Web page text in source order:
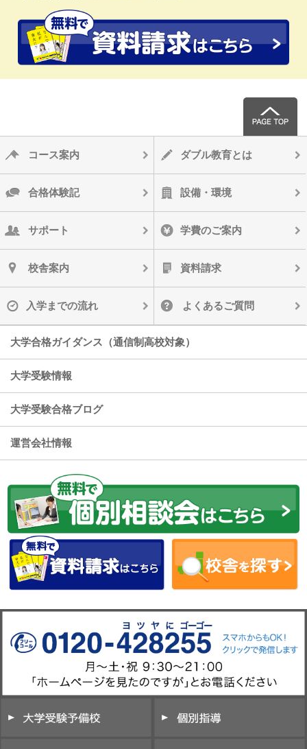
コース案内 ダブル教育とは
合格体験記 設備・環境
サポート 学費のご案内
校舎案内 資料請求
入学までの流れ よくあるご質問
大学合格ガイダンス（通信制高校対象）
大学受験情報
大学受験合格ブログ
運営会社情報